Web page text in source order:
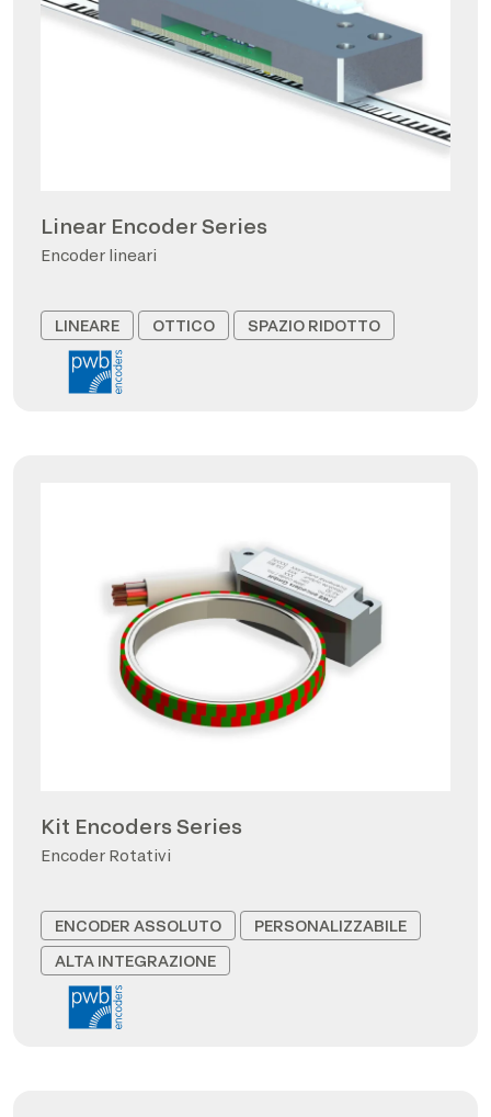
Linear Encoder Series
Encoder lineari
LINEARE OTTICO SPAZIO RIDOTTO
Kit Encoders Series
Encoder Rotativi
ENCODER ASSOLUTO
PERSONALIZZABILE
ALTA INTEGRAZIONE